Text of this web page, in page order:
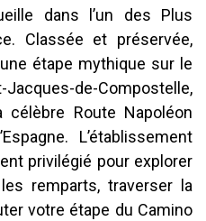
dans l’un des Plus
Classée et préservée,
étape mythique sur le
de-Compostelle,
Route Napoléon
L’établissement
privilégié pour explorer
remparts, traverser la
votre étape du Camino